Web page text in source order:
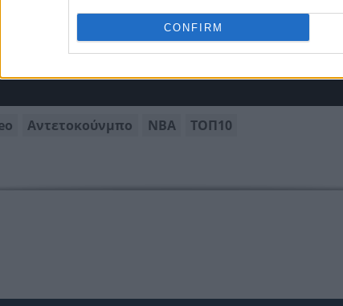
CONFIRM
Πρόσθεσε το Eurohoops στην Google
Αντετοκούνμπο ΝΒΑ ΤΟΠ10